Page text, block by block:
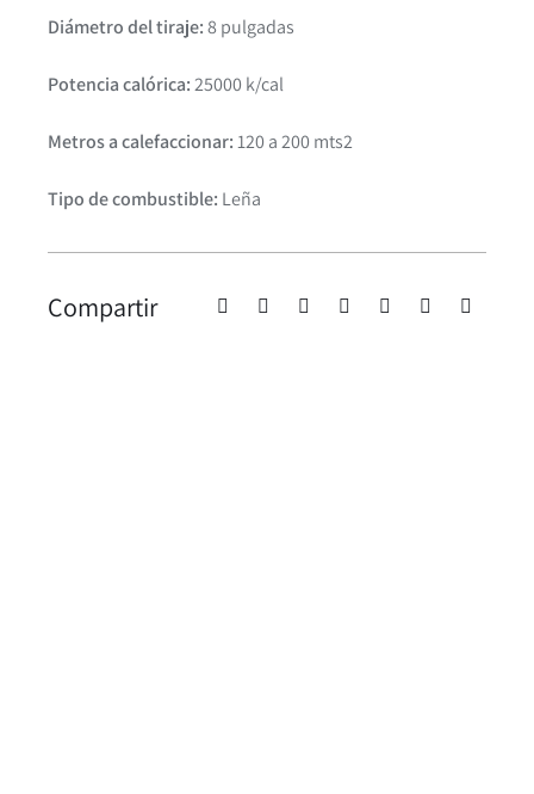
Diámetro del tiraje:8 pulgadas
Potencia calórica:25000 k/cal
Metros a calefaccionar:120 a 200 mts2
Tipo de combustible: Leña
Compartir